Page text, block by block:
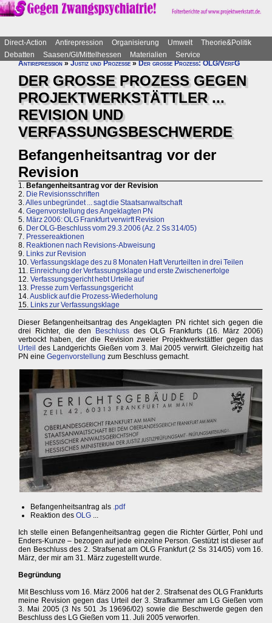
Direct-Action Antirepression Organisierung Umwelt
Theorie&Politik
Debatten
Saasen/GI/Mittelhessen Materialien
Service
Antirepression»Justiz und Prozesse»Der große Prozess: OLG/VerfG
DER GROSSE PROZESS GEGEN
PROJEKTWERKSTÄTTLER ...
REVISION UND
VERFASSUNGSBESCHWERDE
Befangenheitsantrag vor der
Revision
1. Befangenheitsantrag vor der Revision
2. Die Revisionsschriften
3.Alles unbegründet ... sagt die Staatsanwaltschaft
4. Gegenvorstellung des Angeklagten PN
5. März 2006: OLG Frankfurt verwirft Revision
6. Der OLG-Beschluss vom 29.3.2006 (Az. 2 Ss 314/05)
7. Pressereaktionen
8. Reaktionen nach Revisions-Abweisung
9. Links zur Revision
10. Verfassungsklage des zu 8 Monaten Haft Verurteilten in drei Teilen
11. Einreichung der Verfassungsklage und erste Zwischenerfolge
12. Verfassungsgericht hebt Urteile auf
13. Presse zum Verfassungsgericht
14.Ausblick auf die Prozess-Wiederholung
15. Links zur Verfassungsklage
Dieser Befangenheitsantrag des Angeklagten PN richtet sich gegen die
drei Richter, die den
Beschluss des OLG Frankfurts (16. März 2006)
verbockt haben, der die Revision zweier Projektwerkstättler gegen das
Urteil des Landgerichts Gießen vom 3. Mai 2005 verwirft. Gleichzeitig hat
PN eine Gegenvorstellung zum Beschluss gemacht.
Befangenheitsantrag als .pdf
Reaktion des OLG ...
Ich stelle einen Befangenheitsantrag gegen die Richter Gürtler, Pohl und
Enders-Kunze – bezogen auf jede einzelne Person. Gestützt ist dieser auf
den Beschluss des 2. Strafsenat am OLG Frankfurt (2 Ss 314/05) vom 16.
März, der mir am 31. März zugestellt wurde.
Begründung
Mit Beschluss vom 16. März 2006 hat der 2. Strafsenat des OLG Frankfurts
meine Revision gegen das Urteil der 3. Strafkammer am LG Gießen vom
3. Mai 2005 (3 Ns 501 Js 19696/02) sowie die Beschwerde gegen den
Beschluss des LG Gießen vom 11. Juli 2005 verworfen.